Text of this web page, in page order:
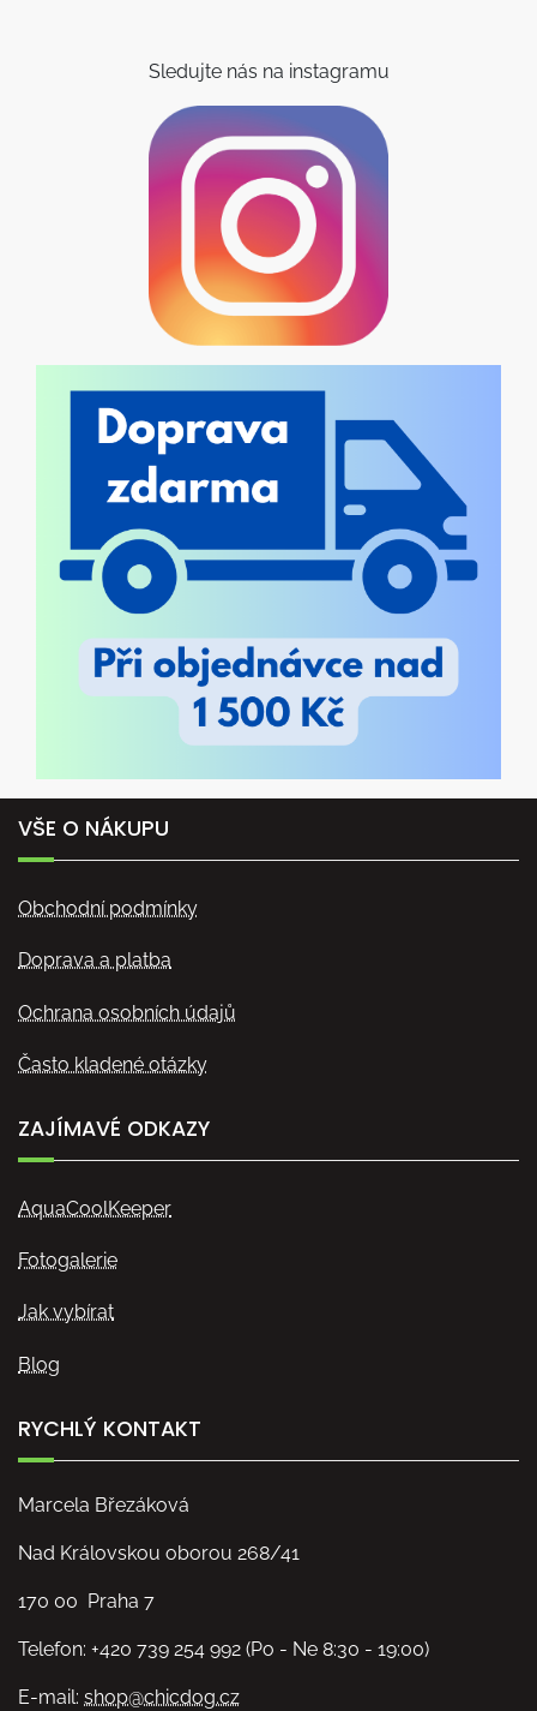
Sledujte nás na instagramu
VŠE O NÁKUPU
Obchodní podmínky
Doprava a platba
Ochrana osobních údajů
Často kladené otázky
ZAJÍMAVÉ ODKAZY
AquaCoolKeeper
Fotogalerie
Jak vybírat
Blog
RYCHLÝ KONTAKT
Marcela Březáková
Nad Královskou oborou 268/41
170 00 Praha 7
Telefon: +420 739 254 992 (Po - Ne 8:30 - 19:00)
E-mail: shop@chicdog.cz